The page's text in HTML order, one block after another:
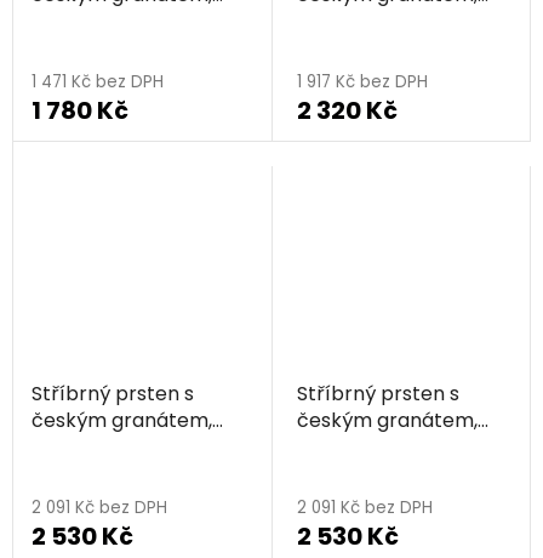
1 471 Kč bez DPH
1 780 Kč
1 917 Kč bez DPH
2 320 Kč
Stříbrný prsten s
českým granátem,
2 091 Kč bez DPH
2 530 Kč
Stříbrný prsten s
českým granátem,
2 091 Kč bez DPH
2 530 Kč